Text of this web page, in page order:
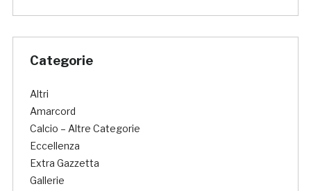
Categorie
Altri
Amarcord
Calcio – Altre Categorie
Eccellenza
Extra Gazzetta
Gallerie